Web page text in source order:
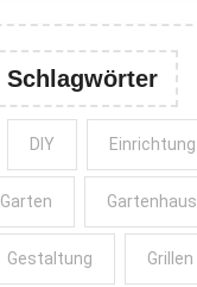
Schlagwörter
DIY Einrichtung
Garten Gartenhaus
Gestaltung Grillen